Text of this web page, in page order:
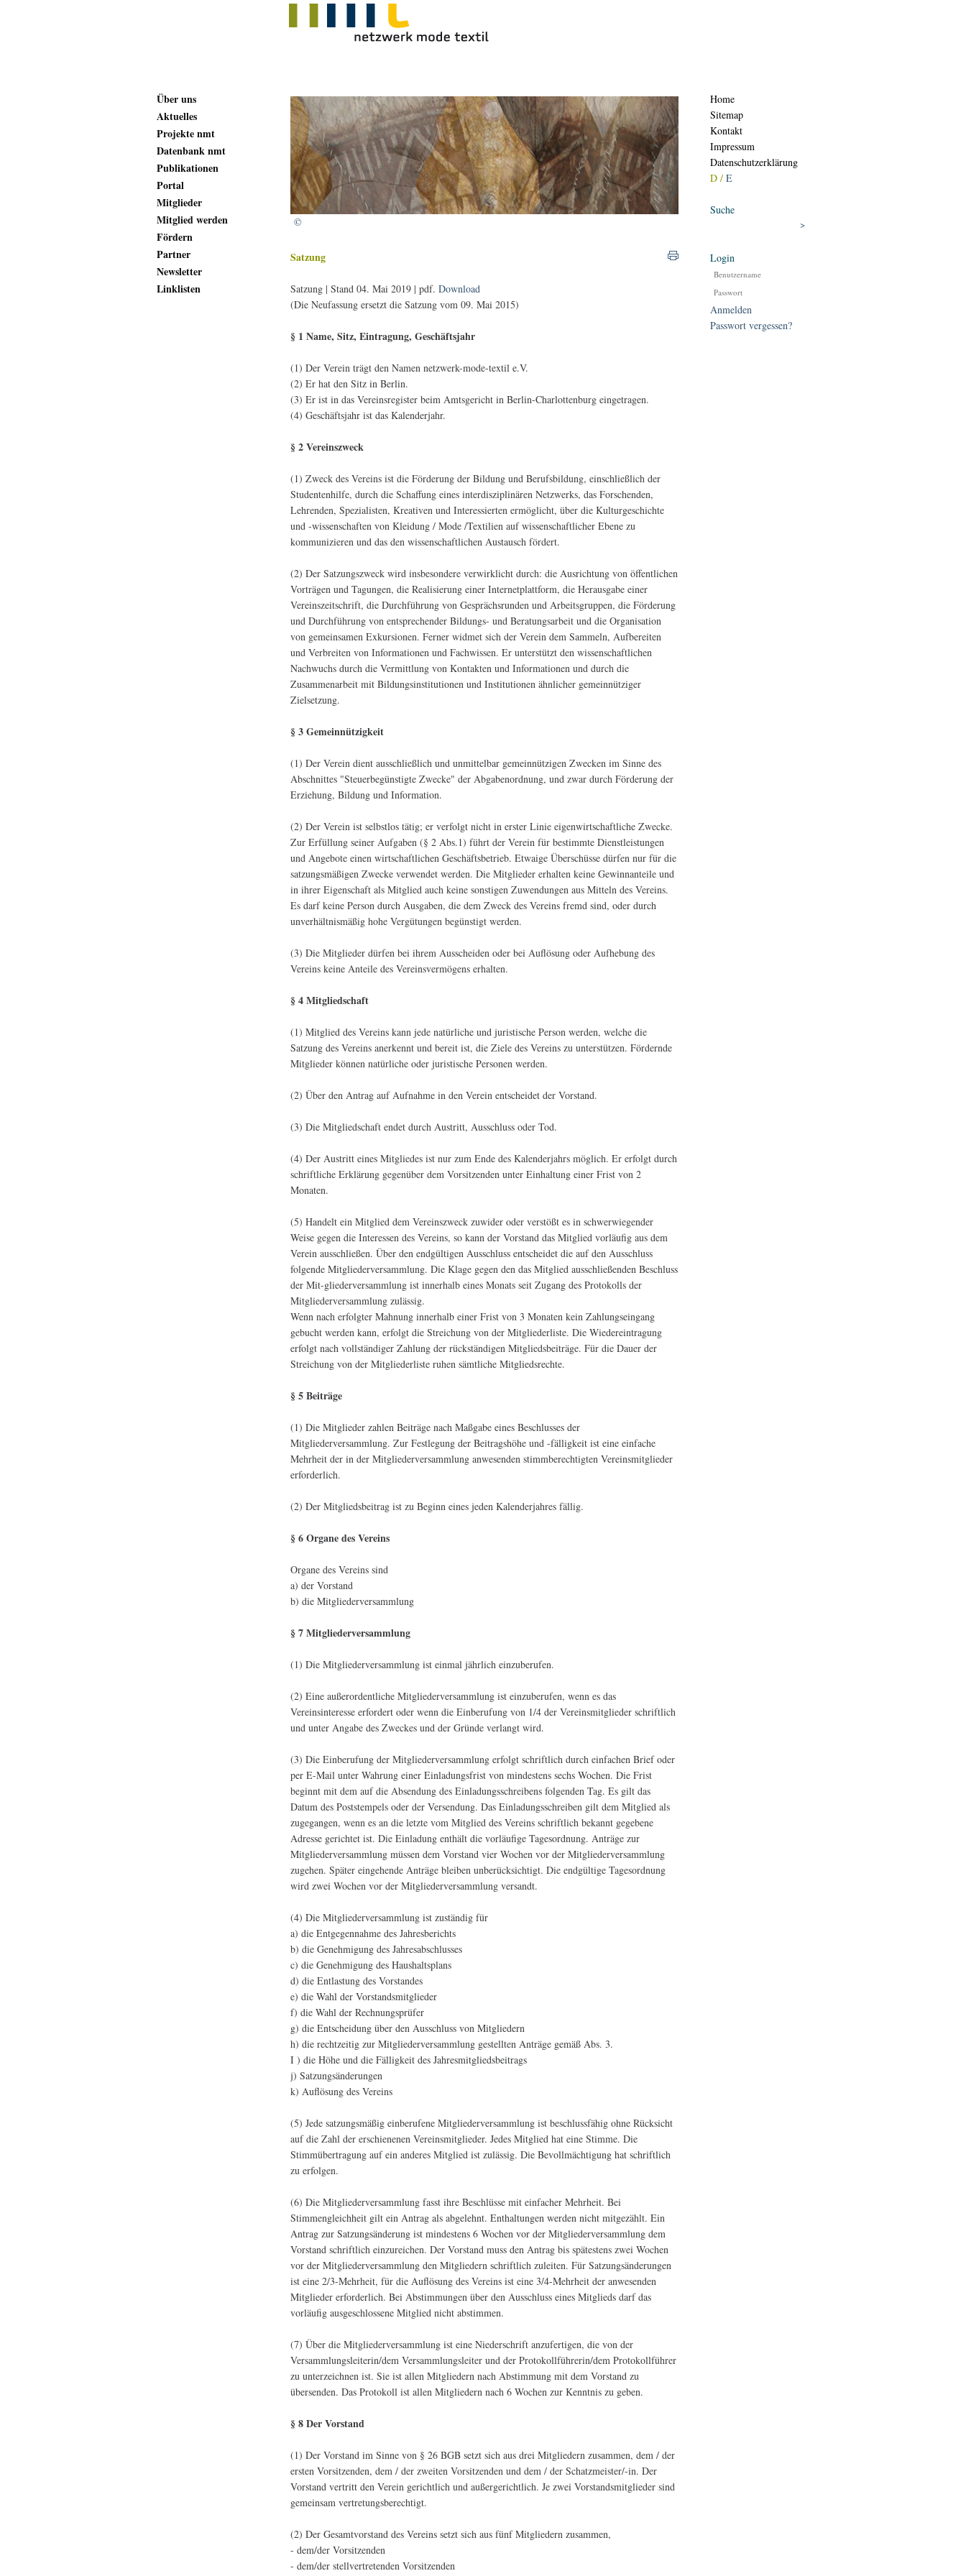
©
Satzung
Satzung | Stand 04. Mai 2019 | pdf.Download
(Die Neufassung ersetzt die Satzung vom 09. Mai 2015)
§ 1 Name, Sitz, Eintragung, Geschäftsjahr
(1) Der Verein trägt den Namen netzwerk-mode-textil e.V.
(2) Er hat den Sitz in Berlin.
(3) Er ist in das Vereinsregister beim Amtsgericht in Berlin-Charlottenburg eingetragen.
(4) Geschäftsjahr ist das Kalenderjahr.
§ 2 Vereinszweck
(1) Zweck des Vereins ist die Förderung der Bildung und Berufsbildung, einschließlich der
Studentenhilfe, durch die Schaffung eines interdisziplinären Netzwerks, das Forschenden,
Lehrenden, Spezialisten, Kreativen und Interessierten ermöglicht, über die Kulturgeschichte
und -wissenschaften von Kleidung / Mode /Textilien auf wissenschaftlicher Ebene zu
kommunizieren und das den wissenschaftlichen Austausch fördert.
(2) Der Satzungszweck wird insbesondere verwirklicht durch: die Ausrichtung von öffentlichen
Vorträgen und Tagungen, die Realisierung einer Internetplattform, die Herausgabe einer
Vereinszeitschrift, die Durchführung von Gesprächsrunden und Arbeitsgruppen, die Förderung
und Durchführung von entsprechender Bildungs- und Beratungsarbeit und die Organisation
von gemeinsamen Exkursionen. Ferner widmet sich der Verein dem Sammeln, Aufbereiten
und Verbreiten von Informationen und Fachwissen. Er unterstützt den wissenschaftlichen
Nachwuchs durch die Vermittlung von Kontakten und Informationen und durch die
Zusammenarbeit mit Bildungsinstitutionen und Institutionen ähnlicher gemeinnütziger
Zielsetzung.
§ 3 Gemeinnützigkeit
(1) Der Verein dient ausschließlich und unmittelbar gemeinnützigen Zwecken im Sinne des
Abschnittes "Steuerbegünstigte Zwecke" der Abgabenordnung, und zwar durch Förderung der
Erziehung, Bildung und Information.
(2) Der Verein ist selbstlos tätig; er verfolgt nicht in erster Linie eigenwirtschaftliche Zwecke.
Zur Erfüllung seiner Aufgaben (§ 2 Abs.1) führt der Verein für bestimmte Dienstleistungen
und Angebote einen wirtschaftlichen Geschäftsbetrieb. Etwaige Überschüsse dürfen nur für die
satzungsmäßigen Zwecke verwendet werden. Die Mitglieder erhalten keine Gewinnanteile und
in ihrer Eigenschaft als Mitglied auch keine sonstigen Zuwendungen aus Mitteln des Vereins.
Es darf keine Person durch Ausgaben, die dem Zweck des Vereins fremd sind, oder durch
unverhältnismäßig hohe Vergütungen begünstigt werden.
(3) Die Mitglieder dürfen bei ihrem Ausscheiden oder bei Auflösung oder Aufhebung des
Vereins keine Anteile des Vereinsvermögens erhalten.
§ 4 Mitgliedschaft
(1) Mitglied des Vereins kann jede natürliche und juristische Person werden, welche die
Satzung des Vereins anerkennt und bereit ist, die Ziele des Vereins zu unterstützen. Fördernde
Mitglieder können natürliche oder juristische Personen werden.
(2) Über den Antrag auf Aufnahme in den Verein entscheidet der Vorstand.
(3) Die Mitgliedschaft endet durch Austritt, Ausschluss oder Tod.
(4) Der Austritt eines Mitgliedes ist nur zum Ende des Kalenderjahrs möglich. Er erfolgt durch
schriftliche Erklärung gegenüber dem Vorsitzenden unter Einhaltung einer Frist von 2
Monaten.
(5) Handelt ein Mitglied dem Vereinszweck zuwider oder verstößt es in schwerwiegender
Weise gegen die Interessen des Vereins, so kann der Vorstand das Mitglied vorläufig aus dem
Verein ausschließen. Über den endgültigen Ausschluss entscheidet die auf den Ausschluss
folgende Mitgliederversammlung. Die Klage gegen den das Mitglied ausschließenden Beschluss
der Mit-gliederversammlung ist innerhalb eines Monats seit Zugang des Protokolls der
Mitgliederversammlung zulässig.
Wenn nach erfolgter Mahnung innerhalb einer Frist von 3 Monaten kein Zahlungseingang
gebucht werden kann, erfolgt die Streichung von der Mitgliederliste. Die Wiedereintragung
erfolgt nach vollständiger Zahlung der rückständigen Mitgliedsbeiträge. Für die Dauer der
Streichung von der Mitgliederliste ruhen sämtliche Mitgliedsrechte.
§ 5 Beiträge
(1) Die Mitglieder zahlen Beiträge nach Maßgabe eines Beschlusses der
Mitgliederversammlung. Zur Festlegung der Beitragshöhe und -fälligkeit ist eine einfache
Mehrheit der in der Mitgliederversammlung anwesenden stimmberechtigten Vereinsmitglieder
erforderlich.
(2) Der Mitgliedsbeitrag ist zu Beginn eines jeden Kalenderjahres fällig.
§ 6 Organe des Vereins
Organe des Vereins sind
a) der Vorstand
b) die Mitgliederversammlung
§ 7 Mitgliederversammlung
(1) Die Mitgliederversammlung ist einmal jährlich einzuberufen.
(2) Eine außerordentliche Mitgliederversammlung ist einzuberufen, wenn es das
Vereinsinteresse erfordert oder wenn die Einberufung von 1/4 der Vereinsmitglieder schriftlich
und unter Angabe des Zweckes und der Gründe verlangt wird.
(3) Die Einberufung der Mitgliederversammlung erfolgt schriftlich durch einfachen Brief oder
per E-Mail unter Wahrung einer Einladungsfrist von mindestens sechs Wochen. Die Frist
beginnt mit dem auf die Absendung des Einladungsschreibens folgenden Tag. Es gilt das
Datum des Poststempels oder der Versendung. Das Einladungsschreiben gilt dem Mitglied als
zugegangen, wenn es an die letzte vom Mitglied des Vereins schriftlich bekannt gegebene
Adresse gerichtet ist. Die Einladung enthält die vorläufige Tagesordnung. Anträge zur
Mitgliederversammlung müssen dem Vorstand vier Wochen vor der Mitgliederversammlung
zugehen. Später eingehende Anträge bleiben unberücksichtigt. Die endgültige Tagesordnung
wird zwei Wochen vor der Mitgliederversammlung versandt.
(4) Die Mitgliederversammlung ist zuständig für
a) die Entgegennahme des Jahresberichts
b) die Genehmigung des Jahresabschlusses
c) die Genehmigung des Haushaltsplans
d) die Entlastung des Vorstandes
e) die Wahl der Vorstandsmitglieder
f) die Wahl der Rechnungsprüfer
g) die Entscheidung über den Ausschluss von Mitgliedern
h) die rechtzeitig zur Mitgliederversammlung gestellten Anträge gemäß Abs. 3.
I ) die Höhe und die Fälligkeit des Jahresmitgliedsbeitrags
j) Satzungsänderungen
k) Auflösung des Vereins
(5) Jede satzungsmäßig einberufene Mitgliederversammlung ist beschlussfähig ohne Rücksicht
auf die Zahl der erschienenen Vereinsmitglieder. Jedes Mitglied hat eine Stimme. Die
Stimmübertragung auf ein anderes Mitglied ist zulässig. Die Bevollmächtigung hat schriftlich
zu erfolgen.
(6) Die Mitgliederversammlung fasst ihre Beschlüsse mit einfacher Mehrheit. Bei
Stimmengleichheit gilt ein Antrag als abgelehnt. Enthaltungen werden nicht mitgezählt. Ein
Antrag zur Satzungsänderung ist mindestens 6 Wochen vor der Mitgliederversammlung dem
Vorstand schriftlich einzureichen. Der Vorstand muss den Antrag bis spätestens zwei Wochen
vor der Mitgliederversammlung den Mitgliedern schriftlich zuleiten. Für Satzungsänderungen
ist eine 2/3-Mehrheit, für die Auflösung des Vereins ist eine 3/4-Mehrheit der anwesenden
Mitglieder erforderlich. Bei Abstimmungen über den Ausschluss eines Mitglieds darf das
vorläufig ausgeschlossene Mitglied nicht abstimmen.
(7) Über die Mitgliederversammlung ist eine Niederschrift anzufertigen, die von der
Versammlungsleiterin/dem Versammlungsleiter und der Protokollführerin/dem Protokollführer
zu unterzeichnen ist. Sie ist allen Mitgliedern nach Abstimmung mit dem Vorstand zu
übersenden. Das Protokoll ist allen Mitgliedern nach 6 Wochen zur Kenntnis zu geben.
§ 8 Der Vorstand
(1) Der Vorstand im Sinne von § 26 BGB setzt sich aus drei Mitgliedern zusammen, dem / der
ersten Vorsitzenden, dem / der zweiten Vorsitzenden und dem / der Schatzmeister/-in. Der
Vorstand vertritt den Verein gerichtlich und außergerichtlich. Je zwei Vorstandsmitglieder sind
gemeinsam vertretungsberechtigt.
(2) Der Gesamtvorstand des Vereins setzt sich aus fünf Mitgliedern zusammen,
- dem/der Vorsitzenden
- dem/der stellvertretenden Vorsitzenden
Über uns
Aktuelles
Projekte nmt
Datenbank nmt
Publikationen
Portal
Mitglieder
Mitglied werden
Fördern
Partner
Newsletter
Linklisten
Home
Sitemap
Kontakt
Impressum
Datenschutzerklärung
D / E
Suche
Login
Anmelden
Passwort vergessen?